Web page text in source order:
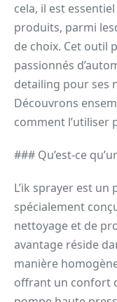
cela, il est
produits, parmi
de choix. Cet outil
passionnés
detailing pour ses
Découvrons
comment
### Qu’est-ce
L’ik sprayer est
spécialement
nettoyage et de
avantage réside
manière
offrant un confort